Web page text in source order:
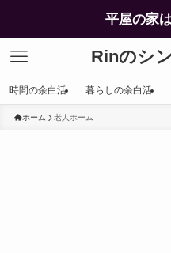
平屋の家は
Rinのシ
時間の余白活 暮らしの余白活
ホーム 老人ホーム